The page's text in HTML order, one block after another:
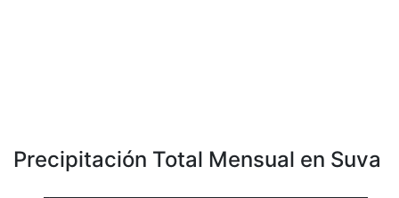
Precipitación Total Mensual en Suva